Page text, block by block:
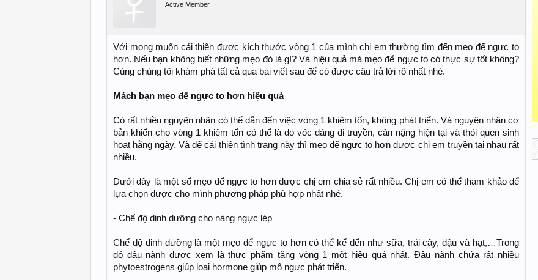
Active Member
Với mong muốn cải thiện được kích thước vòng 1 của mình chị em thường tìm đến mẹo để ngực to
hơn. Nếu bạn không biết những mẹo đó là gì? Và hiệu quả mà mẹo để ngực to có thực sự tốt không?
Cùng chúng tôi khám phá tất cả qua bài viết sau để có được câu trả lời rõ nhất nhé.
Mách bạn mẹo để ngực to hơn hiệu quả
Có rất nhiều nguyên nhân có thể dẫn đến việc vòng 1 khiêm tốn, không phát triển. Và nguyên nhân cơ
bản khiến cho vòng 1 khiêm tốn có thể là do vóc dáng di truyền, cân nặng hiện tại và thói quen sinh
hoạt hằng ngày. Và để cải thiện tình trạng này thì mẹo để ngực to hơn được chị em truyền tai nhau rất
nhiều.
Dưới đây là một số mẹo để ngực to hơn được chị em chia sẻ rất nhiều. Chị em có thể tham khảo để
lựa chọn được cho mình phương pháp phù hợp nhất nhé.
- Chế độ dinh dưỡng cho nàng ngực lép
Chế độ dinh dưỡng là một mẹo để ngực to hơn có thể kể đến như sữa, trái cây, đậu và hạt,…Trong
đó đậu nành được xem là thực phẩm tăng vòng 1 một hiệu quả nhất. Đậu nành chứa rất nhiều
phytoestrogens giúp loại hormone giúp mô ngực phát triển.